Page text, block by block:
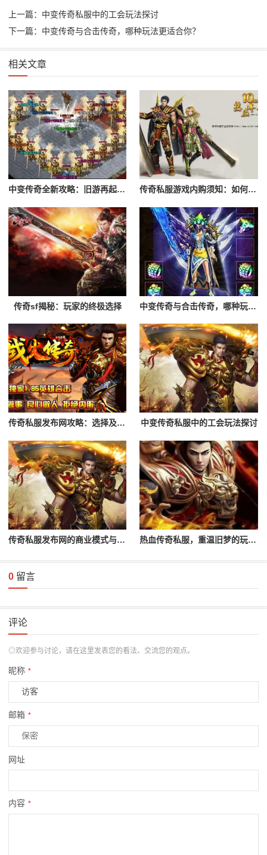
上一篇：中变传奇私服中的工会玩法探讨
下一篇：中变传奇与合击传奇，哪种玩法更适合你？
相关文章
中变传奇全新攻略：旧游再起，谁是最强霸主 传奇私服游戏内购须知：如何避免陷阱，享受游戏
传奇sf揭秘：玩家的终极选择 中变传奇与合击传奇，哪种玩法更适合你？
传奇私服发布网攻略：选择及登录流程解析 中变传奇私服中的工会玩法探讨
传奇私服发布网的商业模式与未来发展 热血传奇私服，重温旧梦的玩家首选
0 留言
评论
◎欢迎参与讨论，请在这里发表您的看法、交流您的观点。
昵称 *
邮箱 *
网址
内容 *